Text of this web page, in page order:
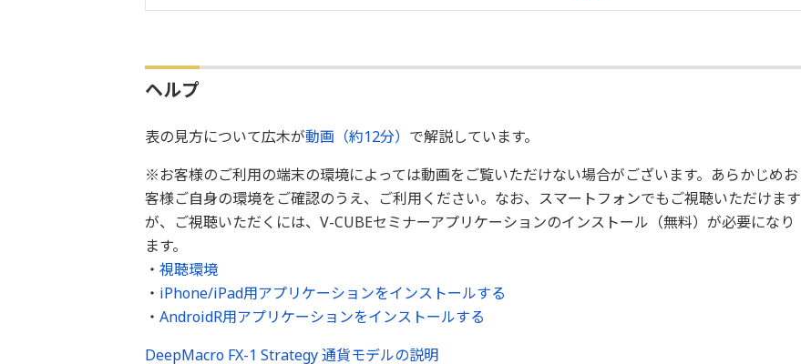
ヘルプ
表の見方について広木が動画（約12分） で解説しています。
※お客様のご利用の端末の環境によっては動画をご覧いただけない場合がございます。あらかじめお
客様ご自身の環境をご確認のうえ、ご利用ください。なお、スマートフォンでもご視聴いただけます
が、ご視聴いただくには、V-CUBEセミナーアプリケーションのインストール（無料）が必要になり
ます。
・ 視聴環境
・ iPhone/iPad用アプリケーションをインストールする
・ AndroidR用アプリケーションをインストールする
DeepMacro FX-1 Strategy 通貨モデルの説明